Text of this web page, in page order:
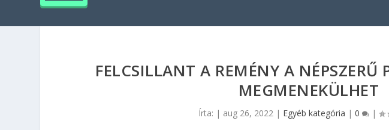
FELCSILLANT A REMÉNY A NÉPSZERŰ
MEGMENEKÜLHET
Írta: | aug 26, 2022 | Egyéb kategória |0 |